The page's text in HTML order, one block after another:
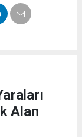
Alan